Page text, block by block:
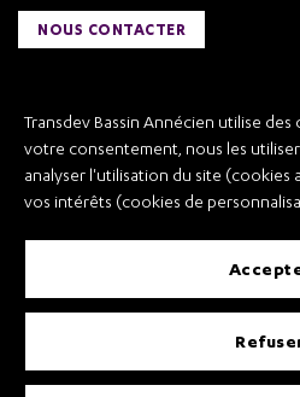
Transdev Bassin Annécien utilise
votre consentement, nous les
analyser l'utilisation du site (cookies
vos intérêts (cookies de
NOUS CONTACTER
Transdev Bassin Annécien
Recrutement
Conditions Générales de
Conditions Générales